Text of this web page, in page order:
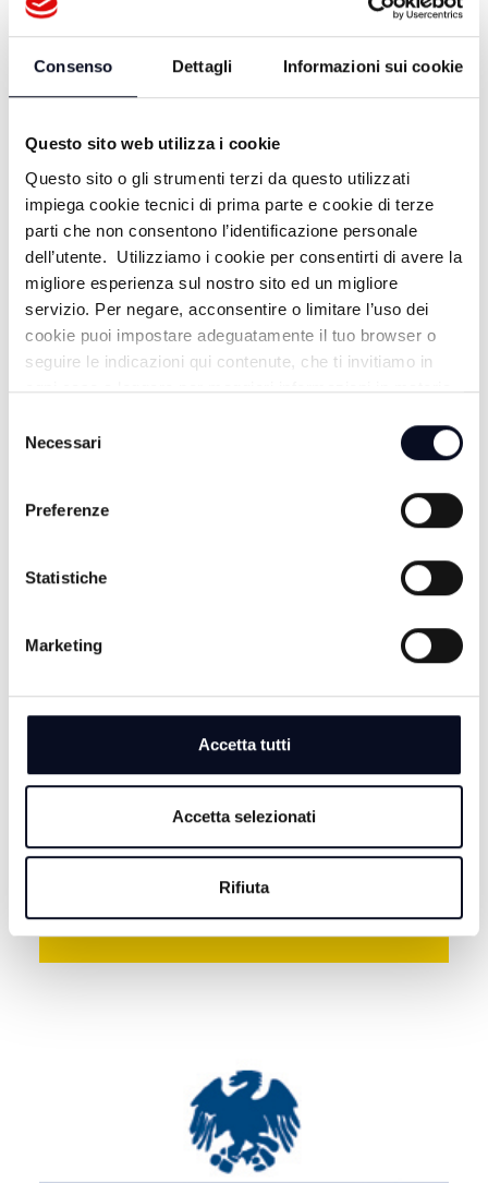
Consenso Dettagli Informazioni sui cookie
Questo sito web utilizza i cookie
Questo sito o gli strumenti terzi da questo utilizzati
impiega cookie tecnici di prima parte e cookie di terze
parti che non consentono l’identificazione personale
dell’utente. Utilizziamo i cookie per consentirti di avere la
migliore esperienza sul nostro sito ed un migliore
servizio. Per negare, acconsentire o limitare l’uso dei
cookie puoi impostare adeguatamente il tuo browser o
seguire le indicazioni qui contenute, che ti invitiamo in
ogni caso a leggere per maggiori informazioni in materia
delNecessari
Preferenze
Statistiche
Marketing
Accetta tutti
Accetta selezionati
Rifiuta
ALTRE NOTIZIE TUTTE LE NOTIZIE
CALCIO: Ravenna, si comincia a Benevento,
"Dobbiamo farci trovare pronti" | VIDEO
MOTORI: Ottimo rientro per Bezzecchi, è terzo nella
Sprint di Silverstone
8 AGOSTO 2026
ROMAGNA: Incidente sulla A14 tra Faenza e Forlì,